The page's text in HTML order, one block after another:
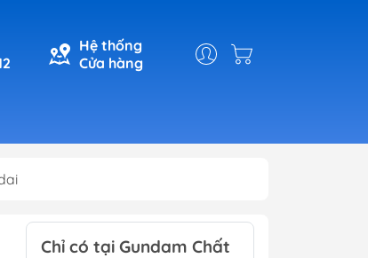
Hệ thống
Cửa hàng
Chỉ có tại Gundam Chất